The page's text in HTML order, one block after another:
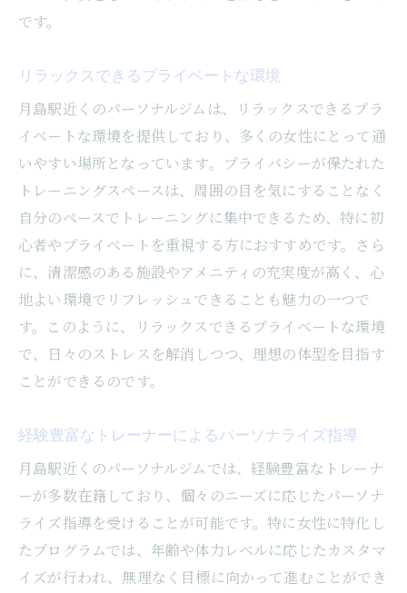
パーソナルジムが女性のフィットネスの選択肢
となる理由
個々の目標に合わせたカスタマイズ
最新のフィットネス機器の導入
モチベーション維持のためのサポート
健康管理を重視したトレーニング指導
効率的な成果を実感できるプログラム
コミュニティの一員としてのサポート
月島で見つける女性のためのパーソナルジム最
適プラン
初心者から上級者まで対応可能なコース
目的別に選べる多様なプラン
手頃な価格設定とプラン内容
目標達成に向けた進捗確認
定期的なフィードバックとアドバイス
です。
リラックスできるプライベートな環境
月島駅近くのパーソナルジムは、リラックスできるプラ
イベートな環境を提供しており、多くの女性にとって通
いやすい場所となっています。プライバシーが保たれた
トレーニングスペースは、周囲の目を気にすることなく
自分のペースでトレーニングに集中できるため、特に初
心者やプライベートを重視する方におすすめです。さら
に、清潔感のある施設やアメニティの充実度が高く、心
地よい環境でリフレッシュできることも魅力の一つで
す。このように、リラックスできるプライベートな環境
で、日々のストレスを解消しつつ、理想の体型を目指す
ことができるのです。
経験豊富なトレーナーによるパーソナライズ指導
月島駅近くのパーソナルジムでは、経験豊富なトレーナ
ーが多数在籍しており、個々のニーズに応じたパーソナ
ライズ指導を受けることが可能です。特に女性に特化し
たプログラムでは、年齢や体力レベルに応じたカスタマ
イズが行われ、無理なく目標に向かって進むことができ